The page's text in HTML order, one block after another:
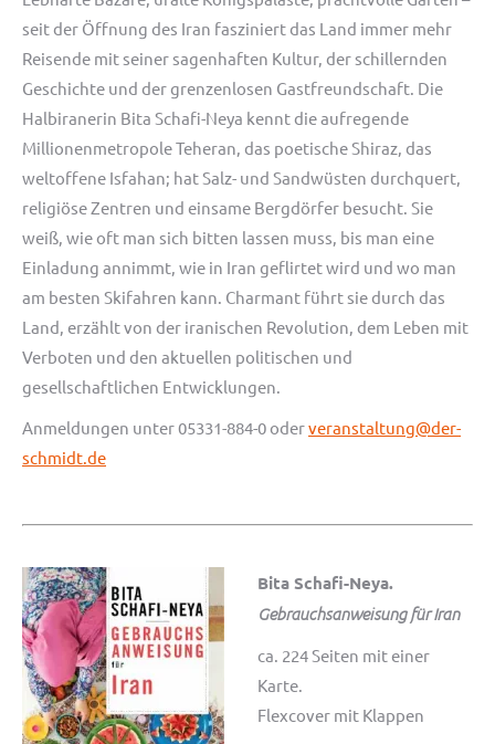
seit der Öffnung des Iran fasziniert das Land immer mehr
Reisende mit seiner sagenhaften Kultur, der schillernden
Geschichte und der grenzenlosen Gastfreundschaft. Die
Halbiranerin Bita Schafi-Neya kennt die aufregende
Millionenmetropole Teheran, das poetische Shiraz, das
weltoffene Isfahan; hat Salz- und Sandwüsten durchquert,
religiöse Zentren und einsame Bergdörfer besucht. Sie
weiß, wie oft man sich bitten lassen muss, bis man eine
Einladung annimmt, wie in Iran geflirtet wird und wo man
am besten Skifahren kann. Charmant führt sie durch das
Land, erzählt von der iranischen Revolution, dem Leben mit
Verboten und den aktuellen politischen und
gesellschaftlichen Entwicklungen.
Anmeldungen unter 05331-884-0 oderveranstaltung@der-
schmidt.de
Bita Schafi-Neya.
Gebrauchsanweisung für Iran
ca. 224 Seiten mit einer
Karte.
Flexcover mit Klappen